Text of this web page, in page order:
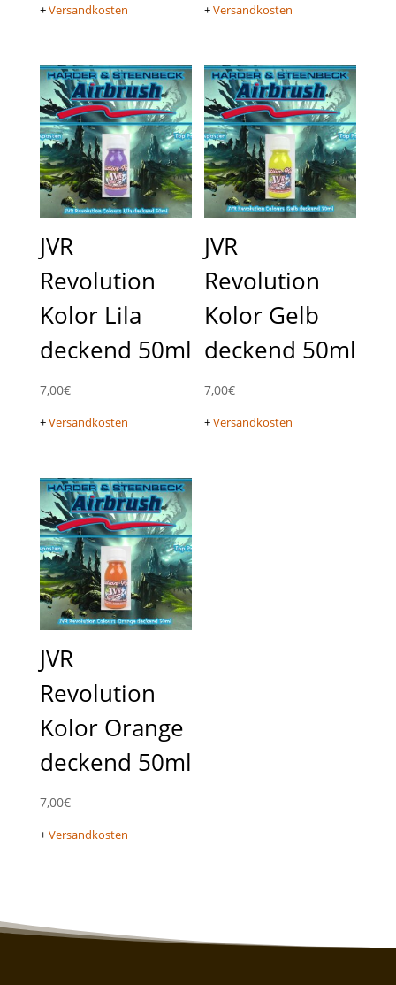
+Versandkosten +Versandkosten
JVR
Revolution
Kolor Lila
deckend 50ml
7,00€
+Versandkosten
JVR
Revolution
Kolor Gelb
deckend 50ml
7,00€
+Versandkosten
JVR
Revolution
Kolor Orange
deckend 50ml
7,00€
+Versandkosten